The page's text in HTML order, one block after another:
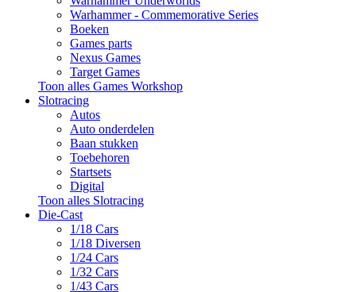
Warhammer - Commemorative Series
Boeken
Games parts
Nexus Games
Target Games
Toon alles Games Workshop
Slotracing
Autos
Auto onderdelen
Baan stukken
Toebehoren
Startsets
Digital
Toon alles Slotracing
Die-Cast
1/18 Cars
1/18 Diversen
1/24 Cars
1/32 Cars
1/43 Cars